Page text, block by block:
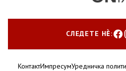
СЛЕДЕТЕ НЀ:
КонтактИмпресумУредничка